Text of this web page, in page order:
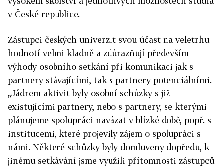
v České republice.
Zástupci českých univerzit svou účast na veletrhu
hodnotí velmi kladně a zdůrazňují především
výhody osobního setkání při komunikaci jak s
partnery stávajícími, tak s partnery potenciálními.
„Jádrem aktivit byly osobní schůzky s již
existujícími partnery, nebo s partnery, se kterými
plánujeme spolupráci navázat v blízké době, popř. s
institucemi, které projevily zájem o spolupráci s
námi. Některé schůzky byly domluveny dopředu, k
jinému setkávání jsme využili přítomnosti zástupců